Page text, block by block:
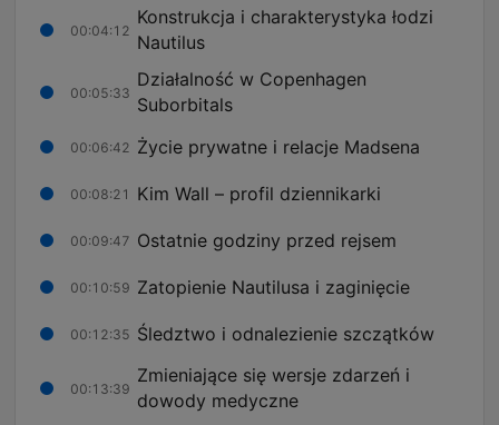
00:04:12
Konstrukcja i charakterystyka łodzi
Nautilus
00:05:33
Działalność w Copenhagen
Suborbitals
00:06:42 Życie prywatne i relacje Madsena
00:08:21 Kim Wall – profil dziennikarki
00:09:47 Ostatnie godziny przed rejsem
00:10:59 Zatopienie Nautilusa i zaginięcie
00:12:35 Śledztwo i odnalezienie szczątków
00:13:39
Zmieniające się wersje zdarzeń i
dowody medyczne